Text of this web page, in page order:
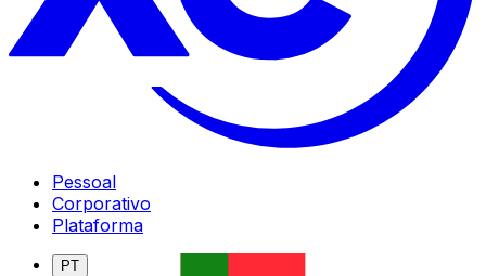
Pessoal
Corporativo
Plataforma
PT